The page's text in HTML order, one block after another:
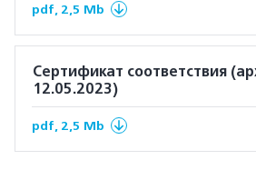
pdf, 2,5 Mb
Сертификат соответствия
12.05.2023)
pdf, 2,5 Mb